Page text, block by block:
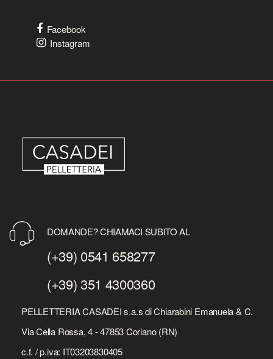
Facebook
Instagram
DOMANDE? CHIAMACI SUBITO AL
(+39) 0541 658277
(+39) 351 4300360
PELLETTERIA CASADEI s.a.s di Chiarabini Emanuela & C.
Via Cella Rossa, 4 - 47853 Coriano (RN)
c.f. / p.iva: IT03203830405